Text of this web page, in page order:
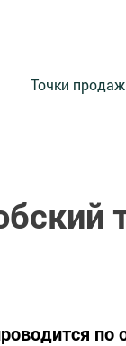
Точки
по